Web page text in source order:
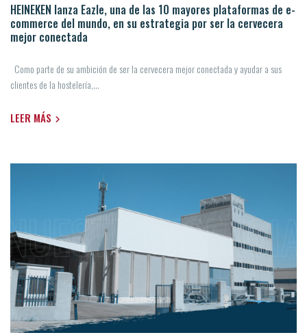
HEINEKEN lanza Eazle, una de las 10 mayores plataformas de e-
commerce del mundo, en su estrategia por ser la cervecera
mejor conectada
Como parte de su ambición de ser la cervecera mejor conectada y ayudar a sus
clientes de la hostelería,...
LEER MÁS